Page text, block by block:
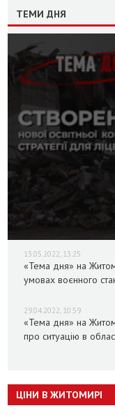
ТЕМИ ДНЯ
13.05.2022, 13:25
«Тема дня» на
умовах воєнного
29.04.2022, 10:59
«Тема дня» на
про ситуацію в
ЦІНИ В ЖИТОМИРІ